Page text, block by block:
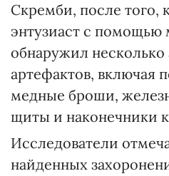
Скремби, после того,
энтузиаст с помощью
обнаружил несколько
артефактов, включая
медные броши,
щиты и наконечники
Исследователи
найденных